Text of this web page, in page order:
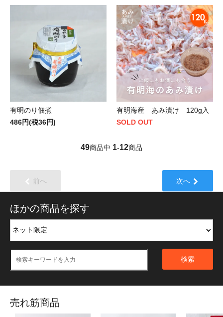
有明のり佃煮
486円(税36円)
有明海産 あみ漬け 120g入
SOLD OUT
49商品中 1-12商品
前へ 次へ
ほかの商品を探す
検索
売れ筋商品